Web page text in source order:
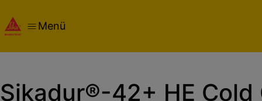
Menü
Sikadur®-42+ HE Cold
ÜbersichtProduktdetailsAnwendungDokumente